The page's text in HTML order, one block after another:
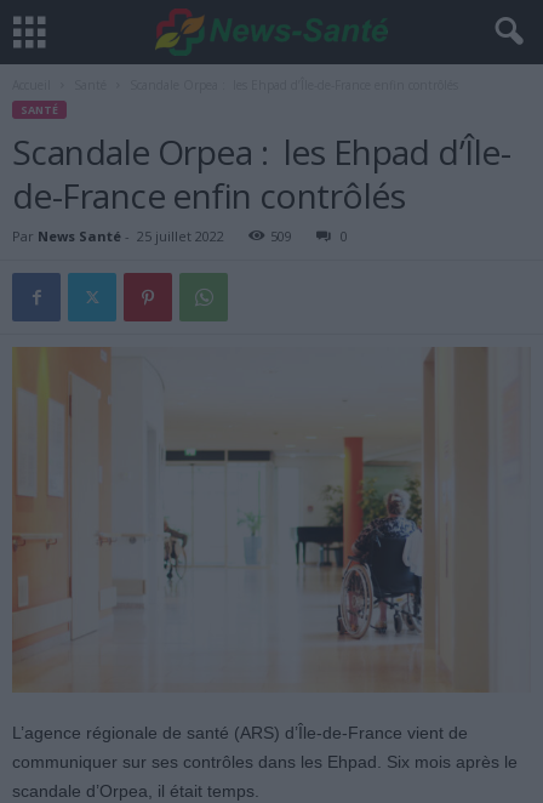
SANTÉ
Scandale Orpea : les Ehpad d’Île-
de-France enfin contrôlés
Par News Santé - 25 juillet 2022 509 0
L’agence régionale de santé (ARS) d’Île-de-France vient de
communiquer sur ses contrôles dans les Ehpad. Six mois après le
scandale d’Orpea, il était temps.